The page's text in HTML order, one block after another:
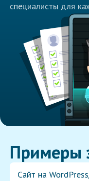
специалисты для
Примеры
Сайт на